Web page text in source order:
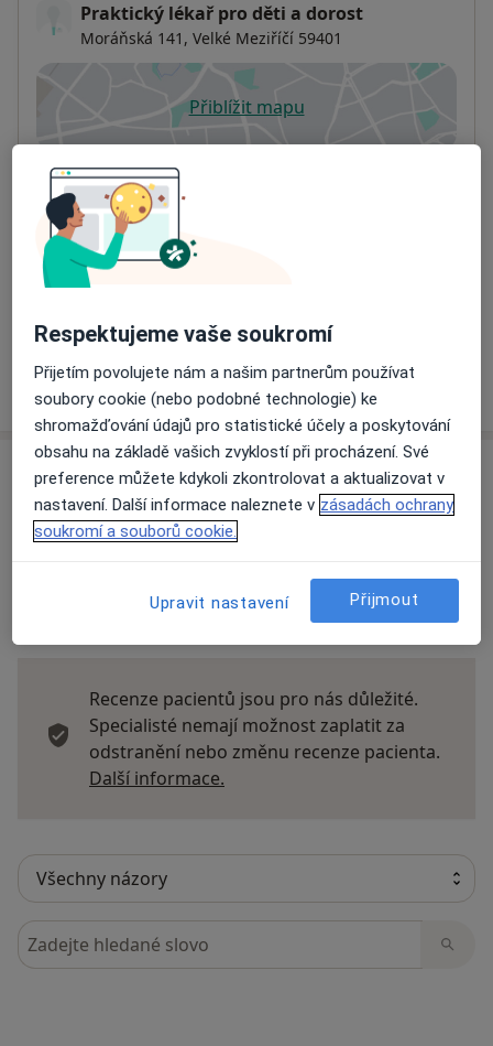
Praktický lékař pro děti a dorost
Moráňská 141, Velké Meziříčí 59401
Přiblížit mapuse otevře v nové záložce
Dostupnost
Na této adrese online kalendář není aktivní
Co mám v takové situaci udělat?
Způsoby platby (soukromé návštěvy)
Detaily
Víceo adrese
Názory
Přidejte svůj názor
Recenze pacientů jsou pro nás důležité.
Specialisté nemají možnost zaplatit za
odstranění nebo změnu recenze pacienta.
Další informace.
Hledejte v názorech
Respektujeme vaše soukromí
Přijetím povolujete nám a našim partnerům používat
soubory cookie (nebo podobné technologie) ke
shromažďování údajů pro statistické účely a poskytování
obsahu na základě vašich zvyklostí při procházení. Své
preference můžete kdykoli zkontrolovat a aktualizovat v
nastavení. Další informace naleznete v zásadách ochrany
soukromí a souborů cookie.
Upravit nastavení Přijmout